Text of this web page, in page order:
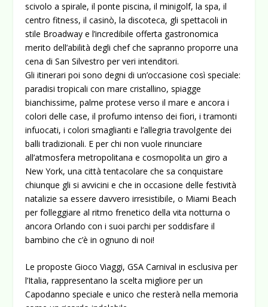
scivolo a spirale, il ponte piscina, il minigolf, la spa, il
centro fitness, il casinò, la discoteca, gli spettacoli in
stile Broadway e l’incredibile offerta gastronomica
merito dell’abilità degli chef che sapranno proporre una
cena di San Silvestro per veri intenditori.
Gli itinerari poi sono degni di un’occasione così speciale:
paradisi tropicali con mare cristallino, spiagge
bianchissime, palme protese verso il mare e ancora i
colori delle case, il profumo intenso dei fiori, i tramonti
infuocati, i colori smaglianti e l’allegria travolgente dei
balli tradizionali. E per chi non vuole rinunciare
all’atmosfera metropolitana e cosmopolita un giro a
New York, una città tentacolare che sa conquistare
chiunque gli si avvicini e che in occasione delle festività
natalizie sa essere davvero irresistibile, o Miami Beach
per folleggiare al ritmo frenetico della vita notturna o
ancora Orlando con i suoi parchi per soddisfare il
bambino che c’è in ognuno di noi!
Le proposte Gioco Viaggi, GSA Carnival in esclusiva per
l’Italia, rappresentano la scelta migliore per un
Capodanno speciale e unico che resterà nella memoria